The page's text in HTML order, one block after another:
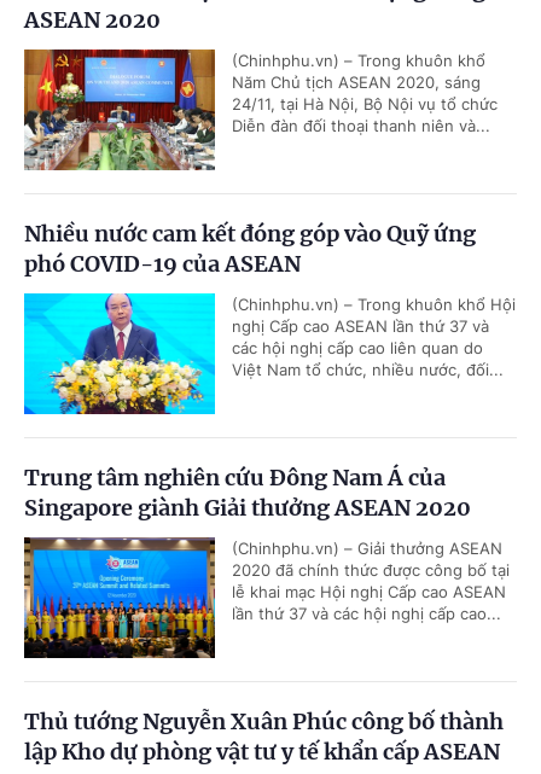
ASEAN 2020
(Chinhphu.vn) – Trong khuôn khổ
Năm Chủ tịch ASEAN 2020, sáng
24/11, tại Hà Nội, Bộ Nội vụ tổ chức
Diễn đàn đối thoại thanh niên và...
Nhiều nước cam kết đóng góp vào Quỹ ứng
phó COVID-19 của ASEAN
(Chinhphu.vn) – Trong khuôn khổ Hội
nghị Cấp cao ASEAN lần thứ 37 và
các hội nghị cấp cao liên quan do
Việt Nam tổ chức, nhiều nước, đối...
Trung tâm nghiên cứu Đông Nam Á của
Singapore giành Giải thưởng ASEAN 2020
(Chinhphu.vn) – Giải thưởng ASEAN
2020 đã chính thức được công bố tại
lễ khai mạc Hội nghị Cấp cao ASEAN
lần thứ 37 và các hội nghị cấp cao...
Thủ tướng Nguyễn Xuân Phúc công bố thành
lập Kho dự phòng vật tư y tế khẩn cấp ASEAN